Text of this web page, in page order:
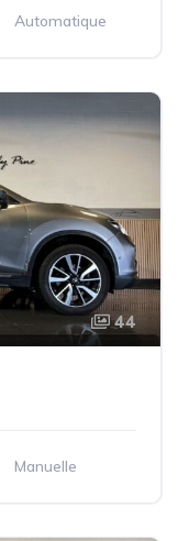
Automatique
44
Manuelle